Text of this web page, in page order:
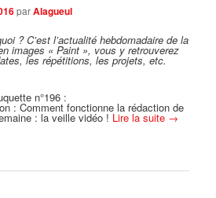
parAlagueul
? C’est l’actualité hebdomadaire de la
images « Paint », vous y retrouverez
les répétitions, les projets, etc.
n°196 :
: Comment fonctionne la rédaction de
: la veille vidéo ! Lire la suite →